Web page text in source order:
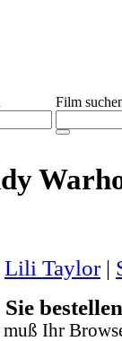
Film
Lili Taylor|
Ihr